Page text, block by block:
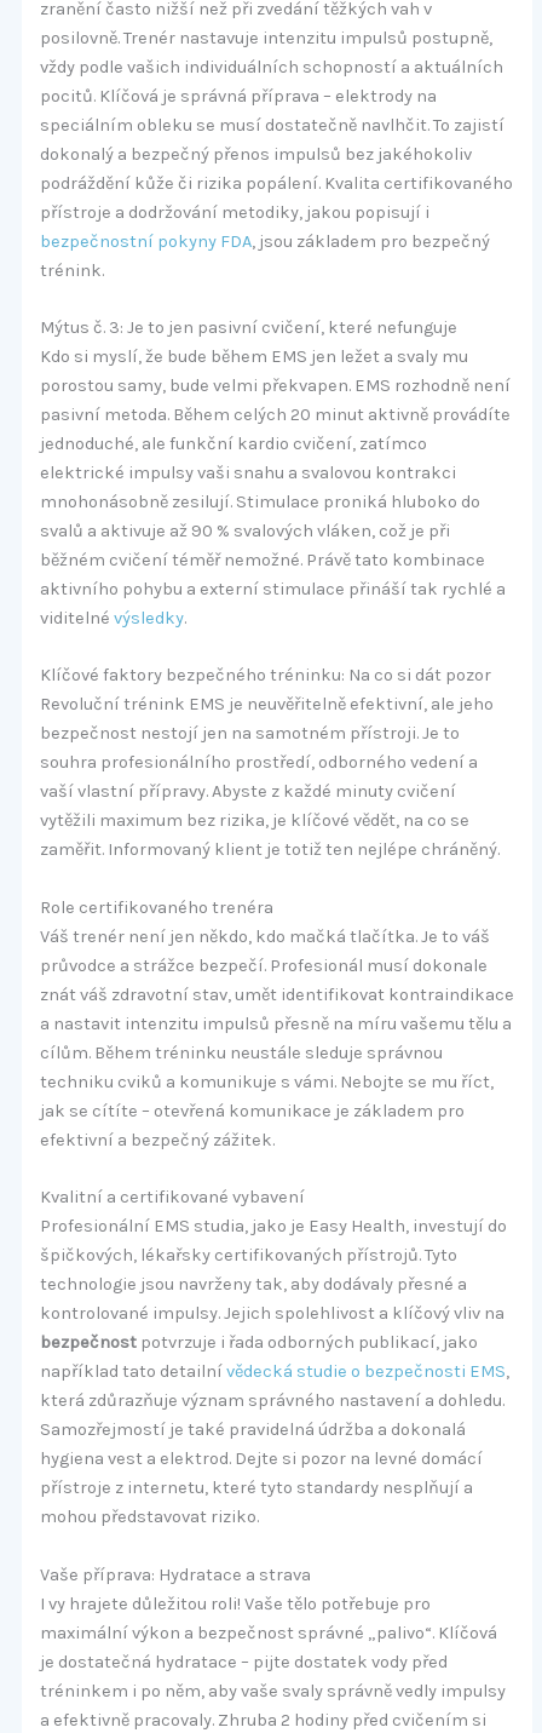
zranění často nižší než při zvedání těžkých vah v
posilovně. Trenér nastavuje intenzitu impulsů postupně,
vždy podle vašich individuálních schopností a aktuálních
pocitů. Klíčová je správná příprava – elektrody na
speciálním obleku se musí dostatečně navlhčit. To zajistí
dokonalý a bezpečný přenos impulsů bez jakéhokoliv
podráždění kůže či rizika popálení. Kvalita certifikovaného
přístroje a dodržování metodiky, jakou popisují i
bezpečnostní pokyny FDA, jsou základem pro bezpečný
trénink.
Mýtus č. 3: Je to jen pasivní cvičení, které nefunguje
Kdo si myslí, že bude během EMS jen ležet a svaly mu
porostou samy, bude velmi překvapen. EMS rozhodně není
pasivní metoda. Během celých 20 minut aktivně provádíte
jednoduché, ale funkční kardio cvičení, zatímco
elektrické impulsy vaši snahu a svalovou kontrakci
mnohonásobně zesilují. Stimulace proniká hluboko do
svalů a aktivuje až 90 % svalových vláken, což je při
běžném cvičení téměř nemožné. Právě tato kombinace
aktivního pohybu a externí stimulace přináší tak rychlé a
viditelné výsledky.
Klíčové faktory bezpečného tréninku: Na co si dát pozor
Revoluční trénink EMS je neuvěřitelně efektivní, ale jeho
bezpečnost nestojí jen na samotném přístroji. Je to
souhra profesionálního prostředí, odborného vedení a
vaší vlastní přípravy. Abyste z každé minuty cvičení
vytěžili maximum bez rizika, je klíčové vědět, na co se
zaměřit. Informovaný klient je totiž ten nejlépe chráněný.
Role certifikovaného trenéra
Váš trenér není jen někdo, kdo mačká tlačítka. Je to váš
průvodce a strážce bezpečí. Profesionál musí dokonale
znát váš zdravotní stav, umět identifikovat kontraindikace
a nastavit intenzitu impulsů přesně na míru vašemu tělu a
cílům. Během tréninku neustále sleduje správnou
techniku cviků a komunikuje s vámi. Nebojte se mu říct,
jak se cítíte – otevřená komunikace je základem pro
efektivní a bezpečný zážitek.
Kvalitní a certifikované vybavení
Profesionální EMS studia, jako je Easy Health, investují do
špičkových, lékařsky certifikovaných přístrojů. Tyto
technologie jsou navrženy tak, aby dodávaly přesné a
kontrolované impulsy. Jejich spolehlivost a klíčový vliv na
bezpečnostpotvrzuje i řada odborných publikací, jako
například tato detailnívědecká studie o bezpečnosti EMS,
která zdůrazňuje význam správného nastavení a dohledu.
Samozřejmostí je také pravidelná údržba a dokonalá
hygiena vest a elektrod. Dejte si pozor na levné domácí
přístroje z internetu, které tyto standardy nesplňují a
mohou představovat riziko.
Vaše příprava: Hydratace a strava
I vy hrajete důležitou roli! Vaše tělo potřebuje pro
maximální výkon a bezpečnost správné „palivo“. Klíčová
je dostatečná hydratace – pijte dostatek vody před
tréninkem i po něm, aby vaše svaly správně vedly impulsy
a efektivně pracovaly. Zhruba 2 hodiny před cvičením si